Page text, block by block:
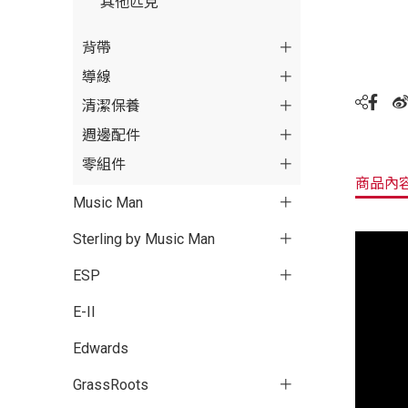
背帶
導線
清潔保養
週邊配件
零組件
Music Man
Sterling by Music Man
ESP
E-II
Edwards
GrassRoots
商品內